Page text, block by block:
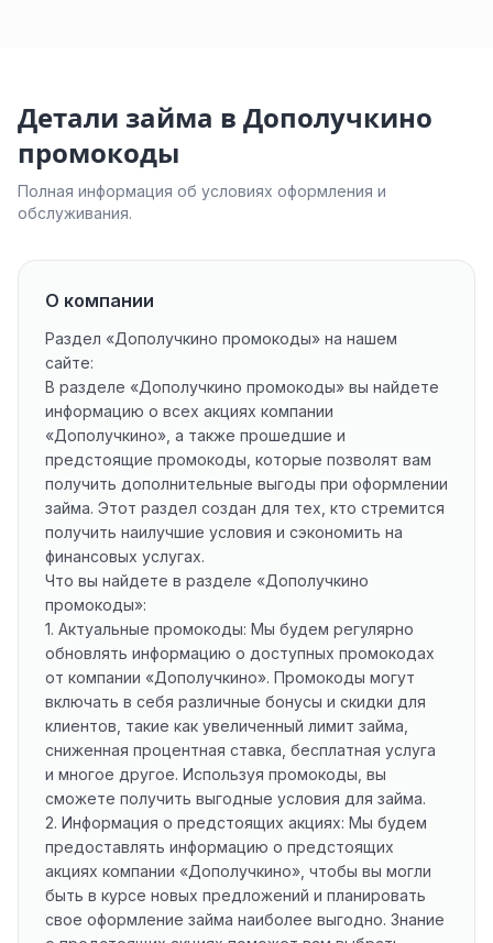
Детали займа в Дополучкино
промокоды
Полная информация об условиях оформления и
обслуживания.
О компании
Раздел «Дополучкино промокоды» на нашем
сайте:
В разделе «Дополучкино промокоды» вы найдете
информацию о всех акциях компании
«Дополучкино», а также прошедшие и
предстоящие промокоды, которые позволят вам
получить дополнительные выгоды при оформлении
займа. Этот раздел создан для тех, кто стремится
получить наилучшие условия и сэкономить на
финансовых услугах.
Что вы найдете в разделе «Дополучкино
промокоды»:
1. Актуальные промокоды: Мы будем регулярно
обновлять информацию о доступных промокодах
от компании «Дополучкино». Промокоды могут
включать в себя различные бонусы и скидки для
клиентов, такие как увеличенный лимит займа,
сниженная процентная ставка, бесплатная услуга
и многое другое. Используя промокоды, вы
сможете получить выгодные условия для займа.
2. Информация о предстоящих акциях: Мы будем
предоставлять информацию о предстоящих
акциях компании «Дополучкино», чтобы вы могли
быть в курсе новых предложений и планировать
свое оформление займа наиболее выгодно. Знание